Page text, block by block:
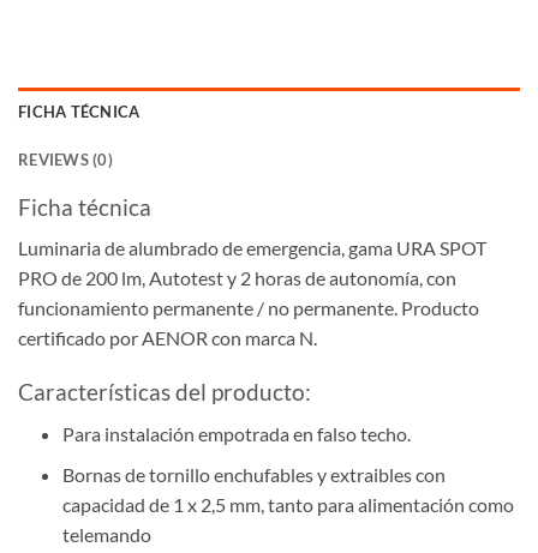
FICHA TÉCNICA
REVIEWS (0)
Ficha técnica
Luminaria de alumbrado de emergencia, gama URA SPOT
PRO de 200 lm, Autotest y 2 horas de autonomía, con
funcionamiento permanente / no permanente. Producto
certificado por AENOR con marca N.
Características del producto:
Para instalación empotrada en falso techo.
Bornas de tornillo enchufables y extraibles con
capacidad de 1 x 2,5 mm, tanto para alimentación como
telemando